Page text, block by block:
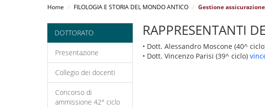
Home FILOLOGIA E STORIA DEL MONDO ANTICO Gestione
DOTTORATO
Presentazione
Collegio dei docenti
Concorso di
ammissione 42° ciclo
RAPPRESENTANTI
• Dott. Alessandro Moscone (40^
• Dott. Vincenzo Parisi (39^ ciclo)